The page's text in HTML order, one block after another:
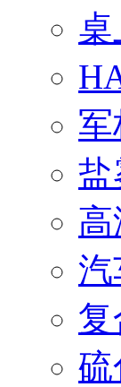
盐
汽
硫